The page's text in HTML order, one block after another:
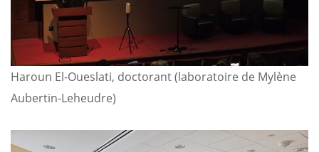
Haroun El-Oueslati, doctorant (laboratoire de Mylène
Aubertin-Leheudre)